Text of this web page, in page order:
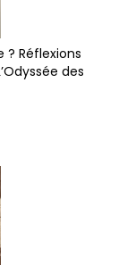
Réflexions
des